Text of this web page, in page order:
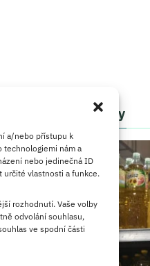
a/nebo přístupu k
technologiemi nám a
nebo jedinečná ID
určité vlastnosti a funkce.
rozhodnutí. Vaše volby
odvolání souhlasu,
ve spodní části
Články